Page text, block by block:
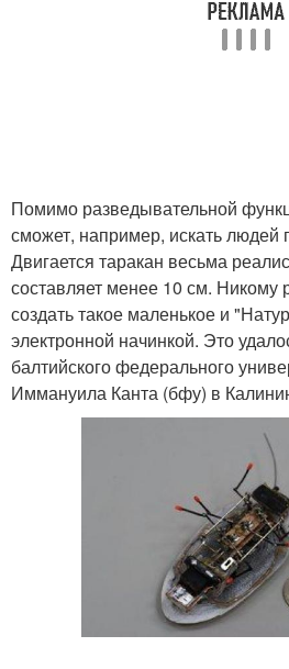
Помимо разведывательной
сможет, например, искать людей
Двигается таракан весьма
составляет менее 10 см. Никому
создать такое маленькое и
электронной начинкой. Это
балтийского федерального
Иммануила Канта (бфу) в